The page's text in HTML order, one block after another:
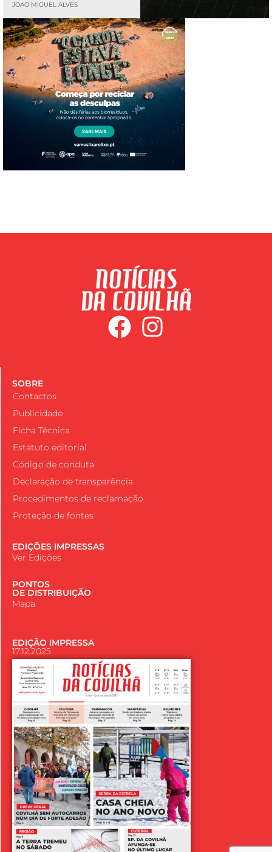
JOAO MIGUEL ALVES
SOBRE
Contactos
Publicidade
Ficha Técnica
Estatuto editorial
Código de conduta
Declaração de transparência
Procedimentos de reclamação
Proteção de fontes
EDIÇÕES IMPRESSAS
Ver Edições
PONTOS
DE DISTRIBUIÇÃO
Mapa
EDIÇÃO IMPRESSA
17.12.2025